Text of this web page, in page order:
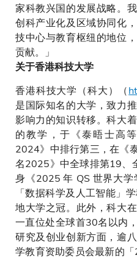
家科教兴国的发展战略。
创科产业化及区域协同化
技中心与教育枢纽的地位
贡献。」
关于香港科技大学
香港科技大学（科大）（
是国际知名的大学，致力
影响力的知识转移。科大
的教学，于《泰晤士高
2024》中排行第三，在《
名2025》中全球排第19、
身《2025 年 QS 世界大
「数据科学及人工智能」
地大学之冠。此外，科大
一直位处全球首30名以内
研究及创业创新方面，逾
学教育资助委员会最新的